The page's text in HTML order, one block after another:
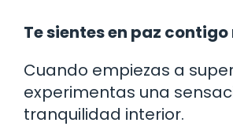
Te sientes en paz
Cuando empiezas a
experimentas una
tranquilidad interior.